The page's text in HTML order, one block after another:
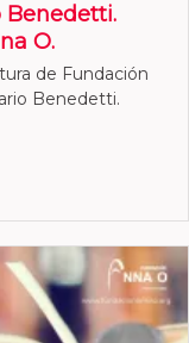
Benedetti.
O.
de Fundación
Benedetti.